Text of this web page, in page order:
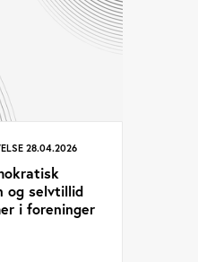
28.04.2026
og selvtillid
i foreninger